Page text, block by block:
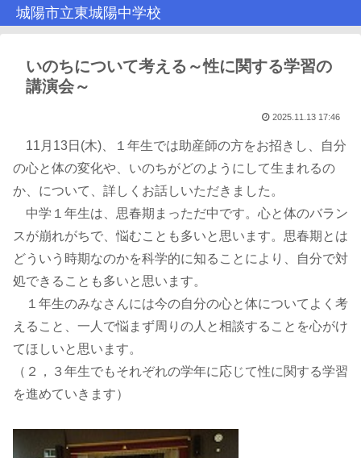
城陽市立東城陽中学校
いのちについて考える～性に関する学習の
講演会～
2025.11.13 17:46
11月13日(木)、１年生では助産師の方をお招きし、自分
の心と体の変化や、いのちがどのようにして生まれるの
か、について、詳しくお話しいただきました。
中学１年生は、思春期まっただ中です。心と体のバラン
スが崩れがちで、悩むことも多いと思います。思春期とは
どういう時期なのかを科学的に知ることにより、自分で対
処できることも多いと思います。
１年生のみなさんには今の自分の心と体についてよく考
えること、一人で悩まず周りの人と相談することを心がけ
てほしいと思います。
（２，３年生でもそれぞれの学年に応じて性に関する学習
を進めていきます）